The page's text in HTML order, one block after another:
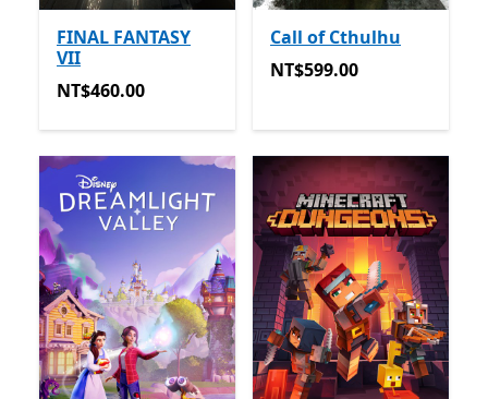
FINAL FANTASY
VII
NT$460.00
NT$460.00
Call of Cthulhu
NT$599.00
NT$599.00